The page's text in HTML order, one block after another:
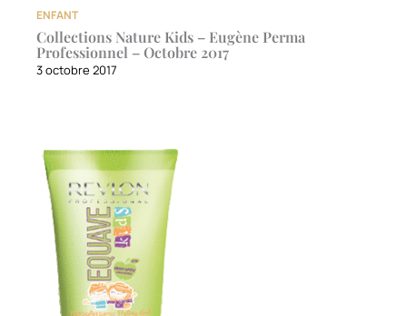
ENFANT
Collections Nature Kids – Eugène Perma
Professionnel – Octobre 2017
3 octobre 2017